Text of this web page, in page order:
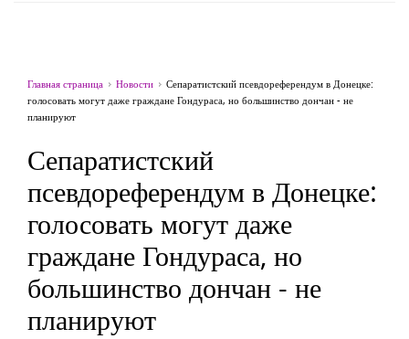
Главная страница Новости
Сепаратистский псевдореферендум в Донецке:
голосовать могут даже граждане Гондураса, но большинство дончан - не
планируют
Сепаратистский
псевдореферендум в Донецке:
голосовать могут даже
граждане Гондураса, но
большинство дончан - не
планируют